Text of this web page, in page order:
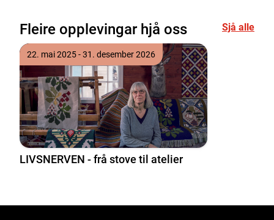
Fleire opplevingar hjå oss Sjå alle
22. mai 2025 - 31. desember 2026
LIVSNERVEN - frå stove til atelier